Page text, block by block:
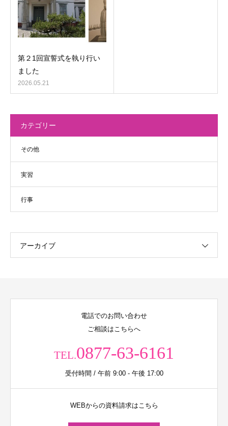
第２1回宣誓式を執り行い
ました
2026.05.21
カテゴリー
その他
実習
行事
アーカイブ
電話でのお問い合わせ
ご相談はこちらへ
TEL.0877-63-6161
受付時間 / 午前 9:00 - 午後 17:00
WEBからの資料請求はこちら